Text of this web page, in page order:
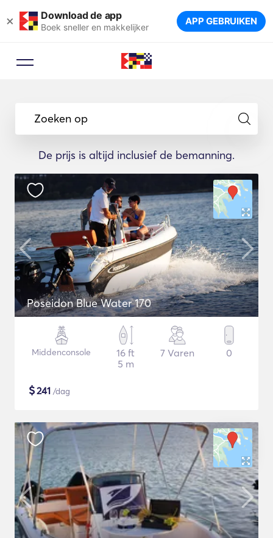
× Download de app
Boek sneller en makkelijker APP GEBRUIKEN
Zoeken op
De prijs is altijd inclusief de bemanning.
Poseidon Blue Water 170
Middenconsole
16 ft
5 m
7 Varen 0
$241 /dag